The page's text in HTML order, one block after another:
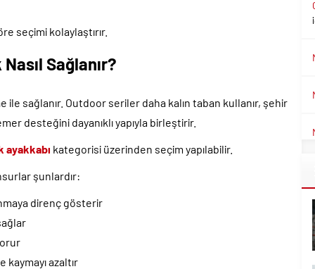
seçimi kolaylaştırır.
Sağlanır?
ile sağlanır. Outdoor seriler daha kalın taban kullanır, şehir
desteğini dayanıklı yapıyla birleştirir.
ayakkabı kategorisi üzerinden seçim yapılabilir.
şunlardır:
direnç gösterir
azaltır